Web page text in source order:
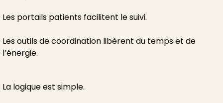
Les portails patients facilitent le suivi.
Les outils de coordination libèrent du temps et de
l’énergie.
La logique est simple.